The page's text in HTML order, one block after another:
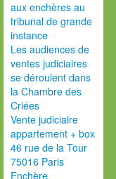
aux enchères au
tribunal de grande
instance
Les audiences de
ventes judiciaires
se déroulent dans
la Chambre des
Criées
Vente judiciaire
appartement + box
46 rue de la Tour
75016 Paris
Enchère